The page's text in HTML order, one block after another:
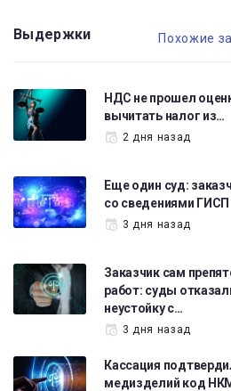
Выдержки Похожие
НДС не прошел
вычитать налог из…
2 дня назад
Еще один суд:
со сведениями ГИСП
3 дня назад
Заказчик сам
работ: суды
неустойку с…
3 дня назад
Кассация
медизделий код